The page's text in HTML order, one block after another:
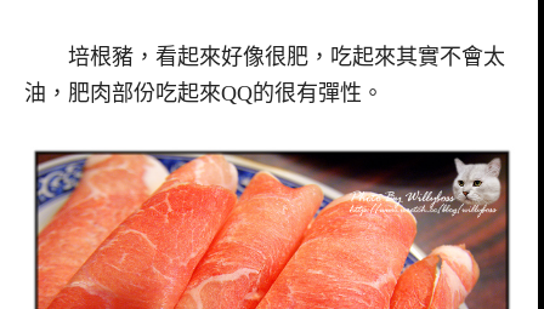
培根豬，看起來好像很肥，吃起來其實不會太
油，肥肉部份吃起來QQ的很有彈性。